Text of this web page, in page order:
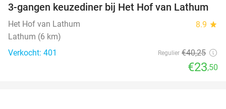
42%
3-gangen keuzediner bij Het Hof van Lathum
Het Hof van Lathum 8.9 star
Lathum (6 km)
Verkocht: 401
Regulier €40,25
€23,50